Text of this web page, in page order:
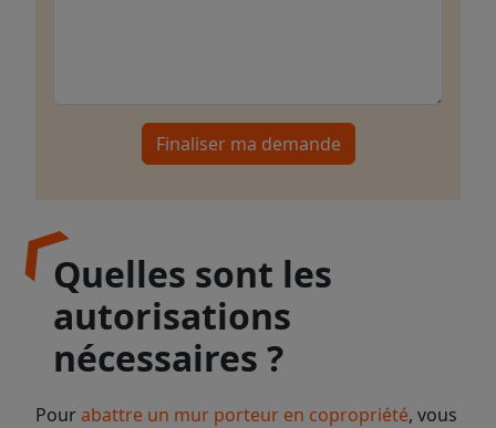
Finaliser ma demande
Quelles sont les
autorisations
nécessaires ?
Pourabattre un mur porteur en copropriété, vous